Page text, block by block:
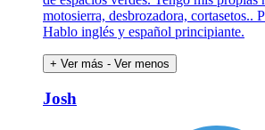
motosierra, desbrozadora, cortasetos..
Hablo inglés y español principiante.
+ Ver más - Ver menos
Josh